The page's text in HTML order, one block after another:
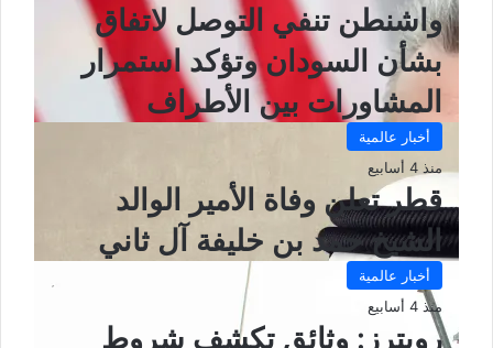
واشنطن تنفي التوصل لاتفاق
بشأن السودان وتؤكد استمرار
المشاورات بين الأطراف
أخبار عالمية
منذ 4 أسابيع
قطر تعلن وفاة الأمير الوالد
الشيخ حمد بن خليفة آل ثاني
أخبار عالمية
منذ 4 أسابيع
رويترز: وثائق تكشف شروط